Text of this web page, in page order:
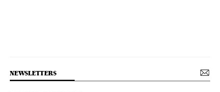
NEWSLETTERS